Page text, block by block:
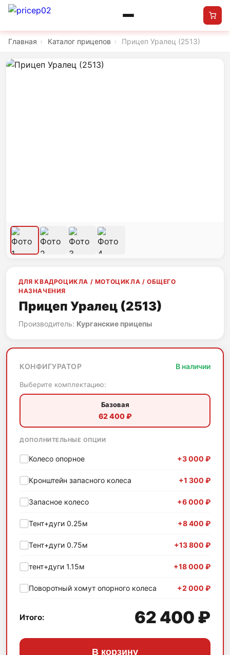
Главная › Каталог прицепов › Прицеп Уралец (2513)
ДЛЯ КВАДРОЦИКЛА / МОТОЦИКЛА / ОБЩЕГО
НАЗНАЧЕНИЯ
Прицеп Уралец (2513)
Производитель: Курганские прицепы
КОНФИГУРАТОР В наличии
Выберите комплектацию:
Базовая
62 400 ₽
ДОПОЛНИТЕЛЬНЫЕ ОПЦИИ
Колесо опорное +3 000 ₽
Кронштейн запасного колеса +1 300 ₽
Запасное колесо +6 000 ₽
Тент+дуги 0.25м +8 400 ₽
Тент+дуги 0.75м +13 800 ₽
тент+дуги 1.15м +18 000 ₽
Поворотный хомут опорного колеса +2 000 ₽
Итого: 62 400 ₽
В корзину